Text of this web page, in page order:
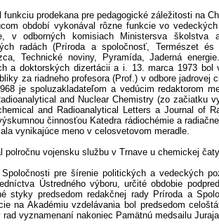
funkciu prodekana pre pedagogické záležitosti na
období vykonával rôzne funkcie vo
v odborných komisiach Ministersva školstva
radách (Príroda a spoločnosť, Természet és
Technické noviny, Pyramída, Jaderná
a doktorských dizertácii a i. 13. marca 1973 bol
za riadneho profesora (Prof.) v odbore jadrovej
je spoluzakladateľom a vedúcim redaktorom
and Nuclear Chemistry (zo začiatku
and Radioanalytical Letters a Journal of
činnosťou Katedra rádiochémie a
vynikajúce meno v celosvetovom meradle.
polročnu vojensku službu v Trnave u chemickej čaty
pre šírenie politických a vedeckých
Ústredného výboru, určité obdobie
styky predsedom redakčnej rady Príroda a
na Akadémiu vzdelávania bol predsedom
vyznamenaní nakoniec Pamätnú medsailu